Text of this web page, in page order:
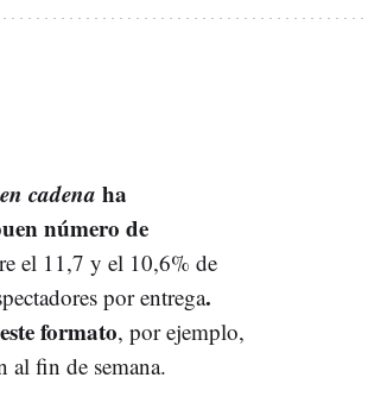
cadena ha
número de
el 11,7 y el 10,6% de
por entrega.
formato, por ejemplo,
al fin de semana.